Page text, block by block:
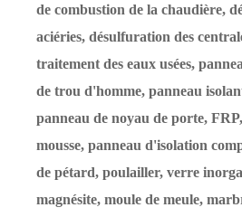
de combustion de la chaudière,
aciéries, désulfuration des
traitement des eaux usées,
de trou d'homme, panneau
panneau de noyau de porte,
mousse, panneau d'isolation
de pétard, poulailler, verre
magnésite, moule de meule,